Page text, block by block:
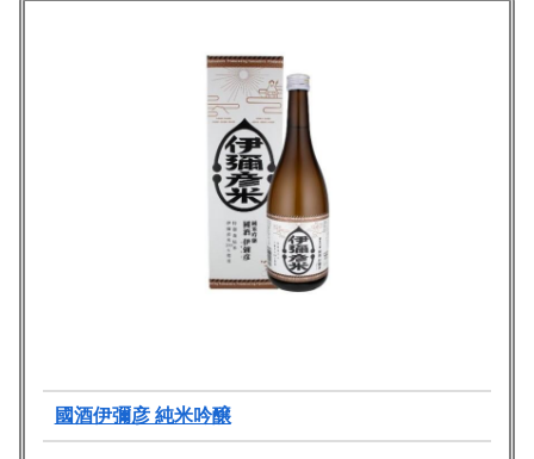
國酒伊彌彦 純米吟醸